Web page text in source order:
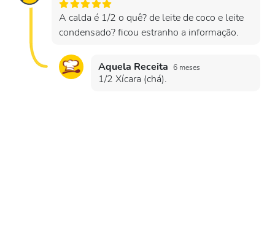
A calda é 1/2 o quê? de leite de coco e leite
condensado? ficou estranho a informação.
Aquela Receita 6 meses
1/2 Xícara (chá).